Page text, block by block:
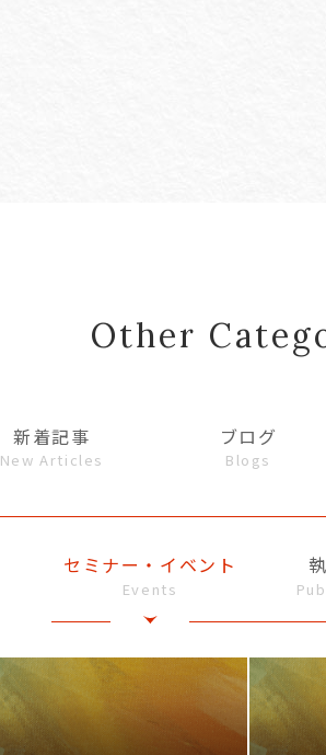
Other
新着記事
New Articles
ブログ
Blogs
セミナー・イベント
Events